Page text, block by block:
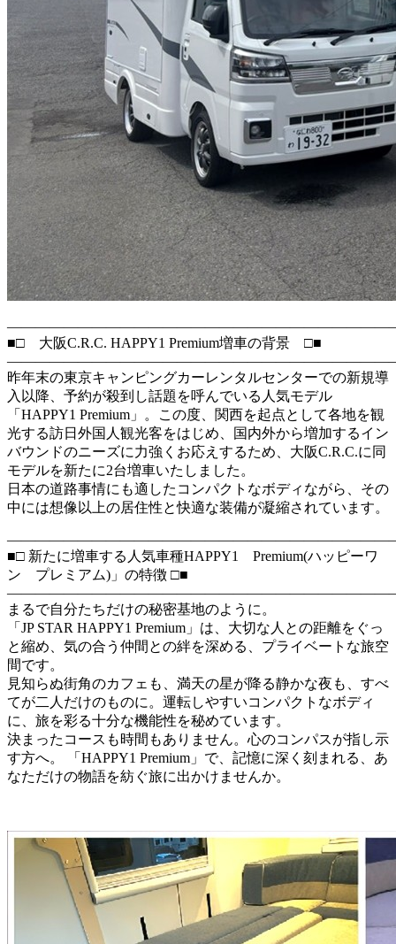
■□ 大阪C.R.C. HAPPY1 Premium増車の背景 □■
昨年末の東京キャンピングカーレンタルセンターでの新規導
入以降、予約が殺到し話題を呼んでいる人気モデル
「HAPPY1 Premium」。この度、関西を起点として各地を観
光する訪日外国人観光客をはじめ、国内外から増加するイン
バウンドのニーズに力強くお応えするため、大阪C.R.C.に同
モデルを新たに2台増車いたしました。
日本の道路事情にも適したコンパクトなボディながら、その
中には想像以上の居住性と快適な装備が凝縮されています。
■□ 新たに増車する人気車種HAPPY1 Premium(ハッピーワ
ン プレミアム)」の特徴 □■
まるで自分たちだけの秘密基地のように。
「JP STAR HAPPY1 Premium」は、大切な人との距離をぐっ
と縮め、気の合う仲間との絆を深める、プライベートな旅空
間です。
見知らぬ街角のカフェも、満天の星が降る静かな夜も、すべ
てが二人だけのものに。運転しやすいコンパクトなボディ
に、旅を彩る十分な機能性を秘めています。
決まったコースも時間もありません。心のコンパスが指し示
す方へ。 「HAPPY1 Premium」で、記憶に深く刻まれる、あ
なただけの物語を紡ぐ旅に出かけませんか。